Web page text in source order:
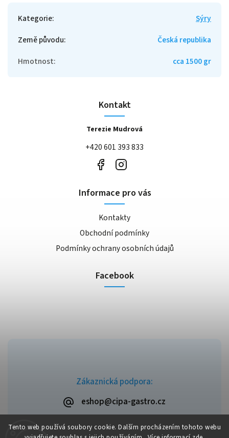
Tento web používá soubory cookie. Dalším procházením tohoto webu
Kategorie:
Sýry
Země původu:
Česká republika
Hmotnost: cca 1500 gr
Zákaznická podpora:
eshop@cipa-gastro.cz
Kontakt
Terezie Mudrová
+420 601 393 833
Informace pro vás
Kontakty
Obchodní podmínky
Podmínky ochrany osobních údajů
Facebook